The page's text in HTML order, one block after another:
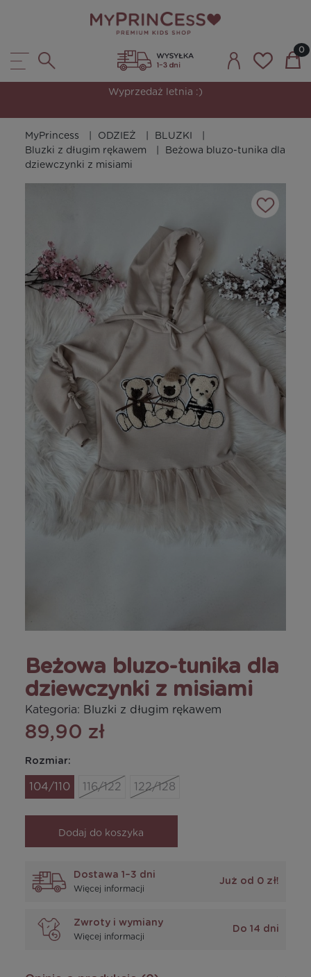
Wyprzedaż letnia :)
MyPrincess ODZIEŻ
BLUZKI
Bluzki z długim rękawem
Beżowa bluzo-tunika dla
dziewczynki z misiami
Beżowa bluzo-tunika dla
dziewczynki z misiami
Kategoria: Bluzki z długim rękawem
89,90 zł
Rozmiar:
104/110 116/122 122/128
Dodaj do koszyka
Dostawa 1–3 dni
Więcej informacji
Już od 0 zł!
Zwroty i wymiany
Więcej informacji
Do 14 dni